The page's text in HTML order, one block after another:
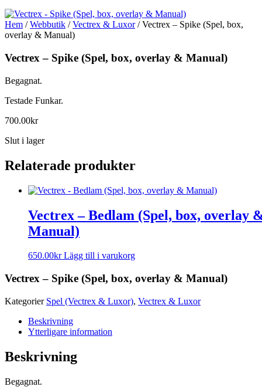
Hem /Webbutik /Vectrex & Luxor/ Vectrex – Spike (Spel, box,
overlay & Manual)
Vectrex – Spike (Spel, box, overlay & Manual)
Begagnat.
Testade Funkar.
700.00kr
Slut i lager
Relaterade produkter
Vectrex – Bedlam (Spel, box, overlay
Manual)
650.00kr Lägg till i varukorg
Vectrex – Spike (Spel, box, overlay & Manual)
Kategorier Spel (Vectrex & Luxor), Vectrex & Luxor
Beskrivning
Ytterligare information
Beskrivning
Begagnat.